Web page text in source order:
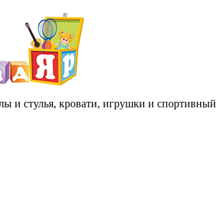
и стулья, кровати, игрушки и